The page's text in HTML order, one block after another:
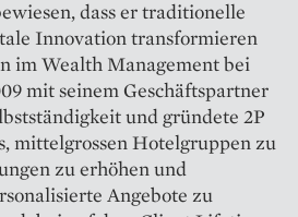
dass er traditionelle
Innovation transformieren
im Wealth ­Management bei
mit seinem Geschäftspartner
und gründete 2P
mittelgrossen ­Hotelgruppen zu
zu erhöhen und
Angebote zu